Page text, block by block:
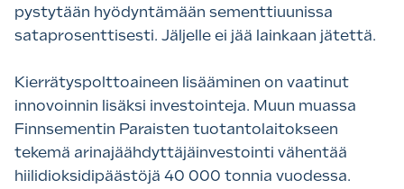
pystytään hyödyntämään sementtiuunissa
sataprosenttisesti. Jäljelle ei jää lainkaan jätettä.
Kierrätyspolttoaineen lisääminen on vaatinut
innovoinnin lisäksi investointeja. Muun muassa
Finnsementin Paraisten tuotantolaitokseen
tekemä arinajäähdyttäjäinvestointi vähentää
hiilidioksidipäästöjä 40 000 tonnia vuodessa.